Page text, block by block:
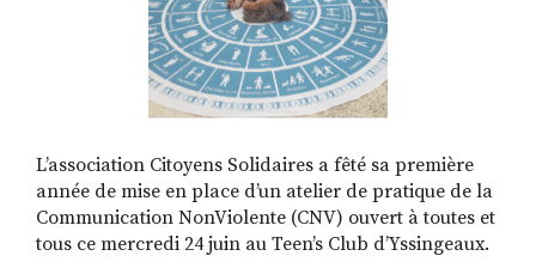
L’association Citoyens Solidaires a fêté sa première
année de mise en place d’un atelier de pratique de la
Communication NonViolente (CNV) ouvert à toutes et
tous ce mercredi 24 juin au Teen’s Club d’Yssingeaux.